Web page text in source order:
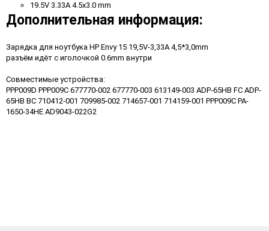
19.5V 3.33A 4.5х3.0 mm
Дополнительная информация:
Зарядка для ноутбука HP Envy 15 19,5V-3,33A 4,5*3,0mm
разъём идёт с иголочкой 0.6mm внутри
Совместимые устройства:
PPP009D PPP009C 677770-002 677770-003 613149-003 ADP-65HB FC ADP-
65HB BC 710412-001 709985-002 714657-001 714159-001 PPP009C PA-
1650-34HE AD9043-022G2